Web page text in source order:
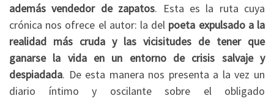
además vendedor de zapatos. Esta es la ruta cuya
crónica nos ofrece el autor: la del poeta expulsado a la
realidad más cruda y las vicisitudes de tener que
ganarse la vida en un entorno de crisis salvaje y
despiadada. De esta manera nos presenta a la vez un
diario íntimo y oscilante sobre el obligado